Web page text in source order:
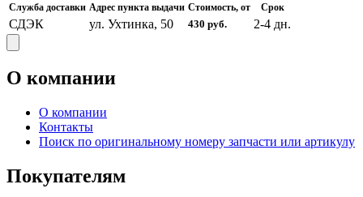
Служба доставки Адрес пункта выдачи Стоимость, от Срок
СДЭК ул. Ухтинка, 50 430 руб. 2-4 дн.
О компании
О компании
Контакты
Поиск по оригинальному номеру запчасти или артикулу
Покупателям